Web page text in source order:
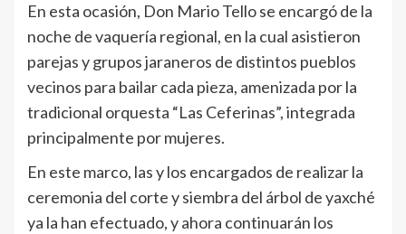
En esta ocasión, Don Mario Tello se encargó de la
noche de vaquería regional, en la cual asistieron
parejas y grupos jaraneros de distintos pueblos
vecinos para bailar cada pieza, amenizada por la
tradicional orquesta “Las Ceferinas”, integrada
principalmente por mujeres.
En este marco, las y los encargados de realizar la
ceremonia del corte y siembra del árbol de yaxché
ya la han efectuado, y ahora continuarán los